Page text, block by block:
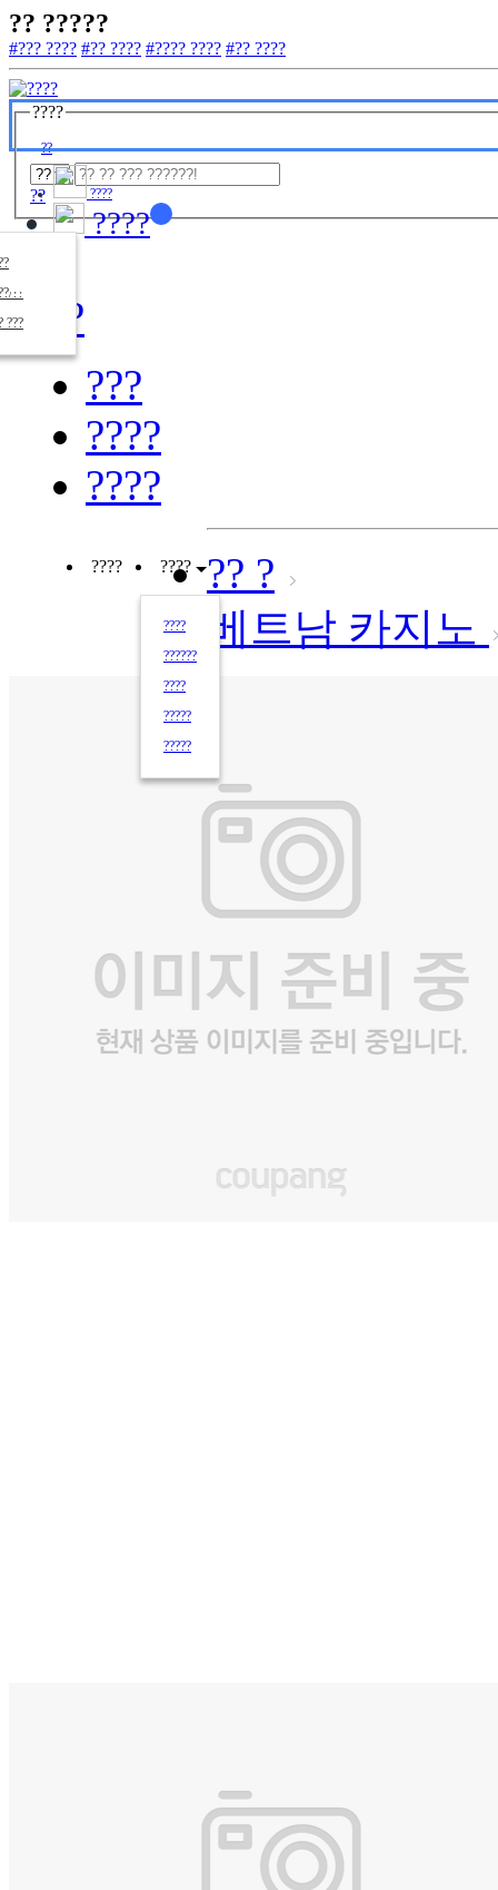
?? ?????
#??? ???? #?? ???? #???? ???? #?? ????
????
??
?? ????
??
???
????
????
???
????
????
???? ????
????
??????
????
?????
?????
?? ?
베트남 카지노